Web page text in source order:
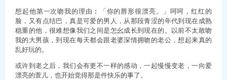
想起他第一次吻我的理由︰「你的唇形很漂亮。」呵呵，红红的
脸，又有点结巴，真是可爱的男人，从那段青涩的年代到现在成熟
稳重的他，很难想像我们之间是怎幺成长到现在的。以前不太敢吻
我的大男孩，到现在每天都会跟老婆深情拥吻的老公，想起来真的
乱好玩的。
或许到老之后，我们会有更不一样的感动，一起慢慢变老，一向爱
漂亮的萱儿，也开始觉得那是件快乐的事了。